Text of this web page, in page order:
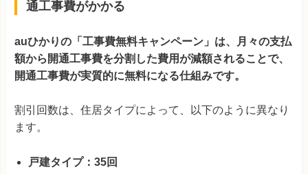
通工事費がかかる
auひかりの「工事費無料キャンペーン」は、月々の支払
額から開通工事費を分割した費用が減額されることで、
開通工事費が実質的に無料になる仕組みです。
割引回数は、住居タイプによって、以下のように異なり
ます。
戸建タイプ：35回